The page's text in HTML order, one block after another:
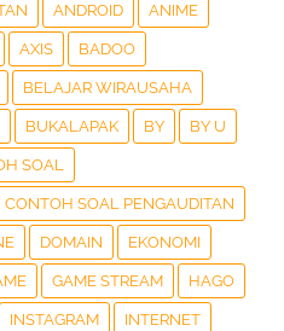
ANDROID ANIME
AXIS BADOO
BELAJAR WIRAUSAHA
BUKALAPAK BY BY U
SOAL
CONTOH SOAL PENGAUDITAN
DOMAIN EKONOMI
GAME STREAM HAGO
INSTAGRAM INTERNET